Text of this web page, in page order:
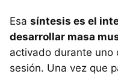
Esa síntesis es el
desarrollar masa
activado durante uno
sesión. Una vez que